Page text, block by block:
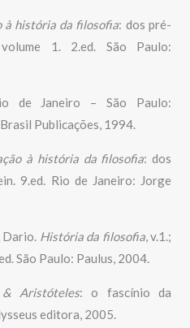
à história da filosofia: dos pré-
1. 2.ed. São Paulo:
de Janeiro – São Paulo:
Publicações, 1994.
à história da filosofia: dos
9.ed. Rio de Janeiro: Jorge
História da filosofia, v.1.;
São Paulo: Paulus, 2004.
& Aristóteles: o fascínio da
editora, 2005.